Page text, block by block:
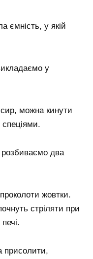
ємність, у якій
у
можна кинути
два
жовтки.
стріляти при
присолити,